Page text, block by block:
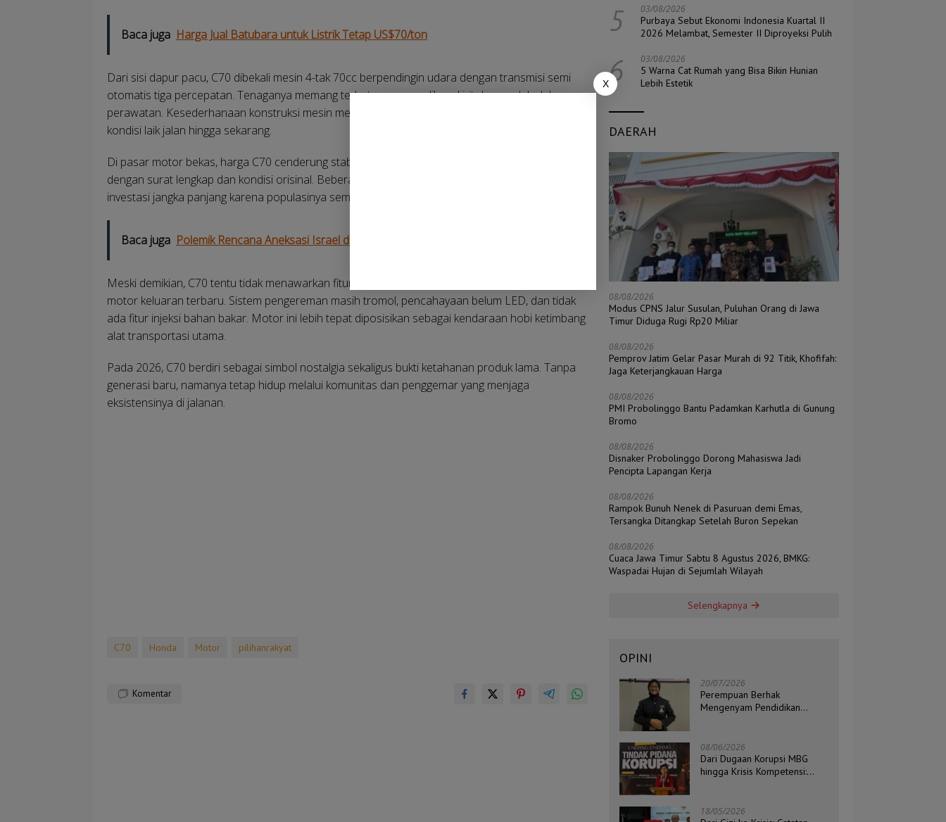
Baca juga Harga Jual Batubara untuk Listrik Tetap US$70/ton
Dari sisi dapur pacu, C70 dibekali mesin 4-tak 70cc berpendingin udara dengan transmisi semi
otomatis tiga percepatan. Tenaganya memang terbatas, namun dikenal irit dan mudah dalam
perawatan. Kesederhanaan konstruksi mesin menjadi alasan motor ini tetap bertahan dalam
kondisi laik jalan hingga sekarang.
Di pasar motor bekas, harga C70 cenderung stabil bahkan meningkat, terutama untuk unit
dengan surat lengkap dan kondisi orisinal. Beberapa pehobi menyebut motor ini sebagai
investasi jangka panjang karena populasinya semakin terbatas.
Baca juga Polemik Rencana Aneksasi Israel di Tepi Barat Palestina
Meski demikian, C70 tentu tidak menawarkan fitur keselamatan atau teknologi modern seperti
motor keluaran terbaru. Sistem pengereman masih tromol, pencahayaan belum LED, dan tidak
ada fitur injeksi bahan bakar. Motor ini lebih tepat diposisikan sebagai kendaraan hobi ketimbang
alat transportasi utama.
Pada 2026, C70 berdiri sebagai simbol nostalgia sekaligus bukti ketahanan produk lama. Tanpa
generasi baru, namanya tetap hidup melalui komunitas dan penggemar yang menjaga
eksistensinya di jalanan.
C70 Honda Motor pilihanrakyat
Komentar
5 03/08/2026
Purbaya Sebut Ekonomi Indonesia Kuartal II
2026 Melambat, Semester II Diproyeksi Pulih
6 03/08/2026
5 Warna Cat Rumah yang Bisa Bikin Hunian
Lebih Estetik
DAERAH
08/08/2026
Modus CPNS Jalur Susulan, Puluhan Orang di Jawa
Timur Diduga Rugi Rp20 Miliar
08/08/2026
Pemprov Jatim Gelar Pasar Murah di 92 Titik, Khofifah:
Jaga Keterjangkauan Harga
08/08/2026
PMI Probolinggo Bantu Padamkan Karhutla di Gunung
Bromo
08/08/2026
Disnaker Probolinggo Dorong Mahasiswa Jadi
Pencipta Lapangan Kerja
08/08/2026
Rampok Bunuh Nenek di Pasuruan demi Emas,
Tersangka Ditangkap Setelah Buron Sepekan
08/08/2026
Cuaca Jawa Timur Sabtu 8 Agustus 2026, BMKG:
Waspadai Hujan di Sejumlah Wilayah
Selengkapnya
OPINI
20/07/2026
Perempuan Berhak
Mengenyam Pendidikan
08/06/2026
Dari Dugaan Korupsi MBG
hingga Krisis Kompetensi:
Politik, Hukum, dan HAM
18/05/2026
X